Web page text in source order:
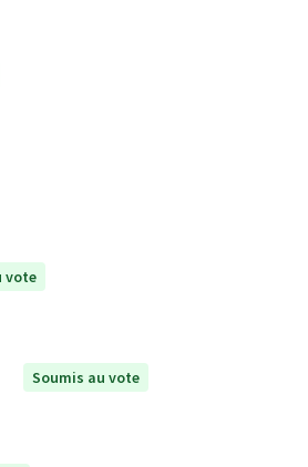
vote
Soumis au vote